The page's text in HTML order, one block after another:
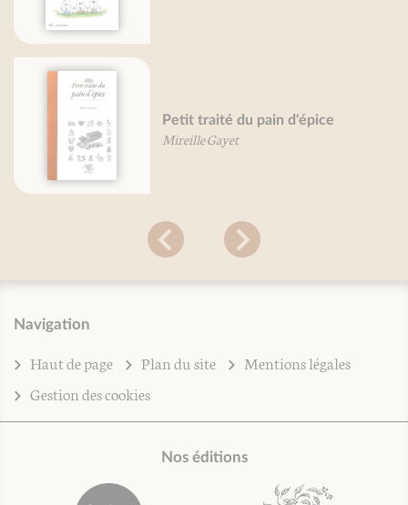
Petit traité du pain d'épice
Mireille Gayet
Navigation
Haut de page Plan du site
Mentions légales
Gestion des cookies
Nos éditions